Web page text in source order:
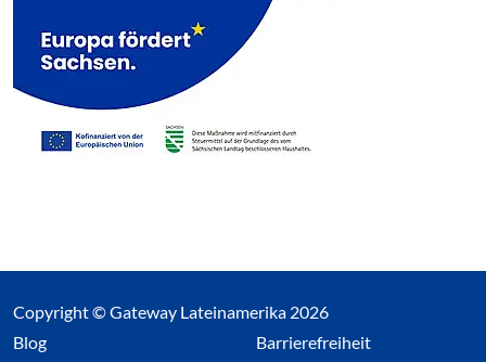
Copyright © Gateway Lateinamerika 2026
Blog(Link öffnet einen neuen Tab)Barrierefreiheit